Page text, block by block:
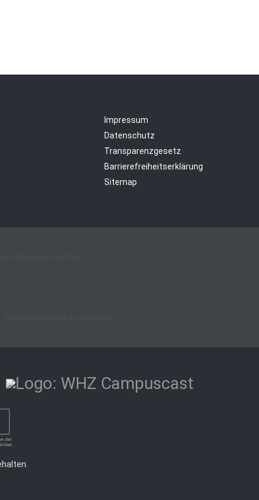
Impressum
Datenschutz
Transparenzgesetz
Barrierefreiheitserklärung
Sitemap